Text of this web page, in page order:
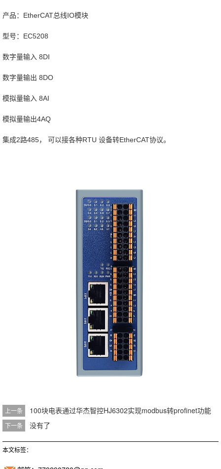
产品：EtherCAT总线IO模块
型号：EC5208
数字量输入 8DI
数字量输出 8DO
模拟量输入 8AI
模拟量输出4AQ
集成2路485， 可以接各种RTU 设备转EtherCAT协议。
上一条 100块电表通过华杰智控HJ6302实现modbus转profinet功能
下一条 没有了
本文标签：